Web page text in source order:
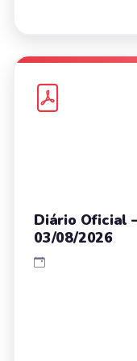
Diário Oficial
03/08/2026